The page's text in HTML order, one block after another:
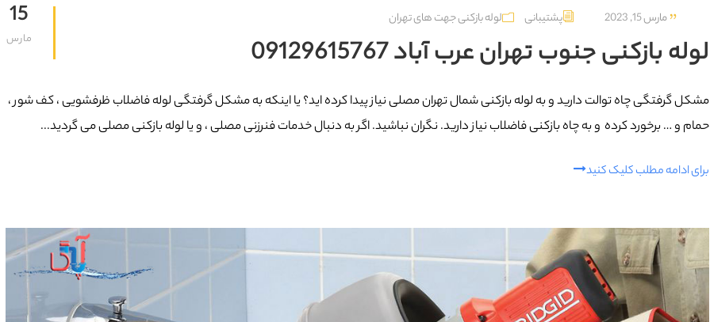
15
مارس
مارس 15, 2023 پشتیبانی لوله بازکنی جهت های تهران
لوله بازکنی جنوب تهران عرب‌ آباد 09129615767
مشکل گرفتگی چاه توالت دارید و به لوله بازکنی شمال تهران مصلی نیاز پیدا کرده اید؟ یا اینکه به مشکل گرفتگی لوله فاضلاب ظرفشویی ، کف شور ،
حمام و … برخورد کرده و به چاه بازکنی فاضلاب نیاز دارید. نگران نباشید. اگر به دنبال خدمات فنرزنی مصلی ، و یا لوله بازکنی مصلی می گردید...
برای ادامه مطلب کلیک کنید